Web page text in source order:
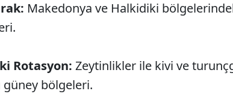
Makedonya ve Halkidiki
Rotasyon: Zeytinlikler ile kivi ve
bölgeleri.